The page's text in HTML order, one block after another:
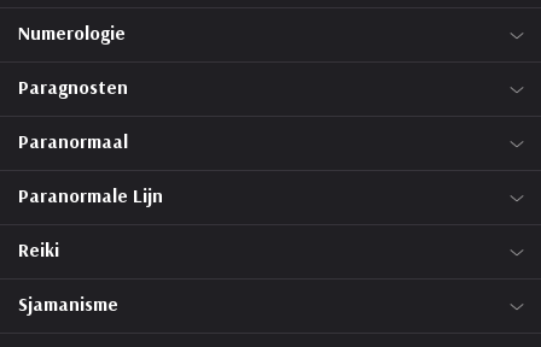
Numerologie
Paragnosten
Paranormaal
Paranormale Lijn
Reiki
Sjamanisme